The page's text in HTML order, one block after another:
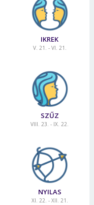
IKREK
V. 21. - VI. 21.
SZŰZ
VIII. 23. - IX. 22.
NYILAS
XI. 22. - XII. 21.